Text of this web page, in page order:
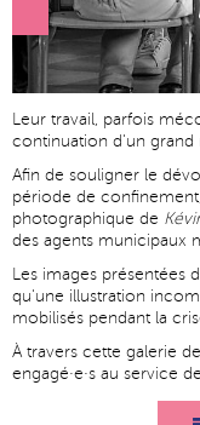
Leur travail, parfois
continuation d'un grand
Afin de souligner le
période de
photographique de
des agents municipaux
Les images présentées
qu'une illustration
mobilisés pendant la
À travers cette galerie
engagé·e·s au service